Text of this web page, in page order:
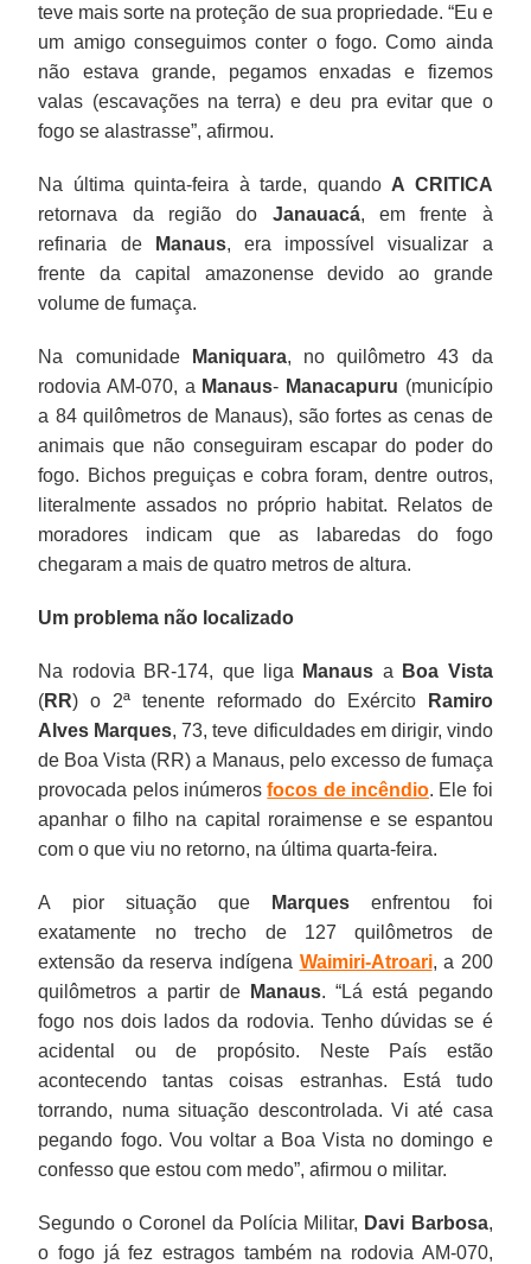
teve mais sorte na proteção de sua propriedade. “Eu e
um amigo conseguimos conter o fogo. Como ainda
não estava grande, pegamos enxadas e fizemos
valas (escavações na terra) e deu pra evitar que o
fogo se alastrasse”, afirmou.
Na última quinta-feira à tarde, quando A CRITICA
retornava da região do Janauacá, em frente à
refinaria de
Manaus, era impossível visualizar a
frente da capital amazonense devido ao grande
volume de fumaça.
Na comunidade Maniquara, no quilômetro 43 da
rodovia AM-070, a Manaus- Manacapuru (município
a 84 quilômetros de Manaus), são fortes as cenas de
animais que não conseguiram escapar do poder do
fogo. Bichos preguiças e cobra foram, dentre outros,
literalmente assados no próprio habitat. Relatos de
moradores indicam que as labaredas do fogo
chegaram a mais de quatro metros de altura.
Um problema não localizado
Na rodovia BR-174, que liga Manaus a
Boa Vista
(RR) o 2ª tenente reformado do Exército
Ramiro
Alves Marques, 73, teve dificuldades em dirigir, vindo
de Boa Vista (RR) a Manaus, pelo excesso de fumaça
provocada pelos inúmerosfocos de incêndio. Ele foi
apanhar o filho na capital roraimense e se espantou
com o que viu no retorno, na última quarta-feira.
A pior situação que Marques enfrentou foi
exatamente no trecho de 127 quilômetros de
extensão da reserva indígena Waimiri-Atroari, a 200
quilômetros a partir de
Manaus. “Lá está pegando
fogo nos dois lados da rodovia. Tenho dúvidas se é
acidental ou de propósito. Neste País estão
acontecendo tantas coisas estranhas. Está tudo
torrando, numa situação descontrolada. Vi até casa
pegando fogo. Vou voltar a Boa Vista no domingo e
confesso que estou com medo”, afirmou o militar.
Segundo o Coronel da Polícia Militar, Davi Barbosa,
o fogo já fez estragos também na rodovia AM-070,